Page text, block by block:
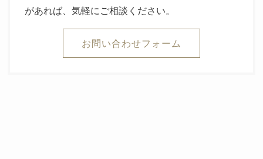
があれば、気軽にご相談ください。
お問い合わせフォーム